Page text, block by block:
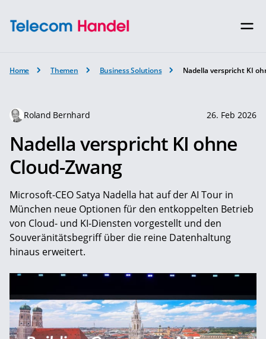
Home Themen Business Solutions Nadella verspricht KI
Roland Bernhard 26. Feb 2026
Nadella verspricht KI ohne
Cloud-Zwang
Microsoft-CEO Satya Nadella hat auf der AI Tour in
München neue Optionen für den entkoppelten Betrieb
von Cloud- und KI-Diensten vorgestellt und den
Souveränitätsbegriff über die reine Datenhaltung
hinaus erweitert.